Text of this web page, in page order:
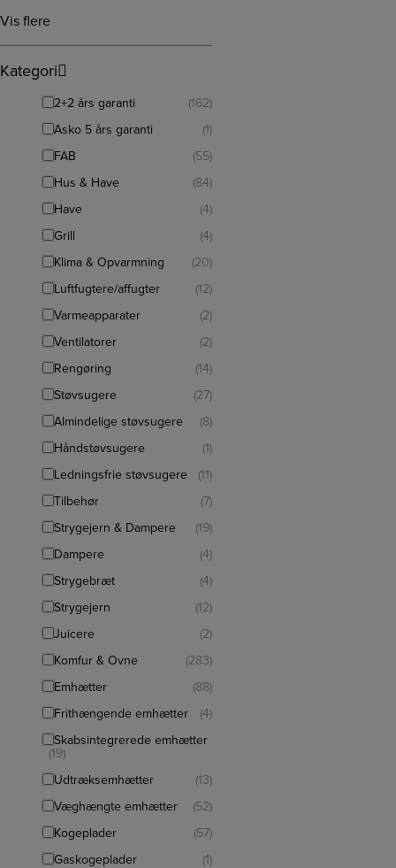
Vis flere
Kategori
2+2 års garanti
(162)
Asko 5 års garanti
(1)
FAB
(55)
Hus & Have
(84)
Have
(4)
Grill
(4)
Klima & Opvarmning
(20)
Luftfugtere/affugter
(12)
Varmeapparater
(2)
Ventilatorer
(2)
Rengøring
(14)
Støvsugere
(27)
Almindelige støvsugere
(8)
Håndstøvsugere
(1)
Ledningsfrie støvsugere
(11)
Tilbehør
(7)
Strygejern & Dampere
(19)
Dampere
(4)
Strygebræt
(4)
Strygejern
(12)
Juicere
(2)
Komfur & Ovne
(283)
Emhætter
(88)
Frithængende emhætter
(4)
Skabsintegrerede emhætter
(19)
Udtræksemhætter
(13)
Væghængte emhætter
(52)
Kogeplader
(57)
Gaskogeplader
(1)